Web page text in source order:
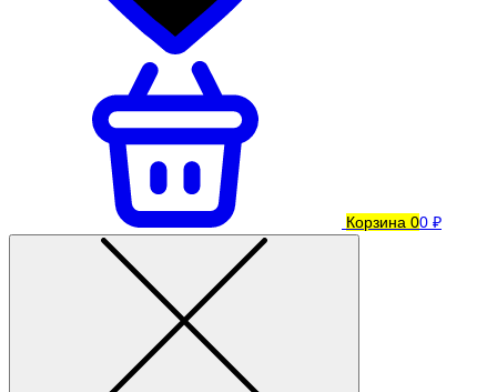
Корзина 00 ₽